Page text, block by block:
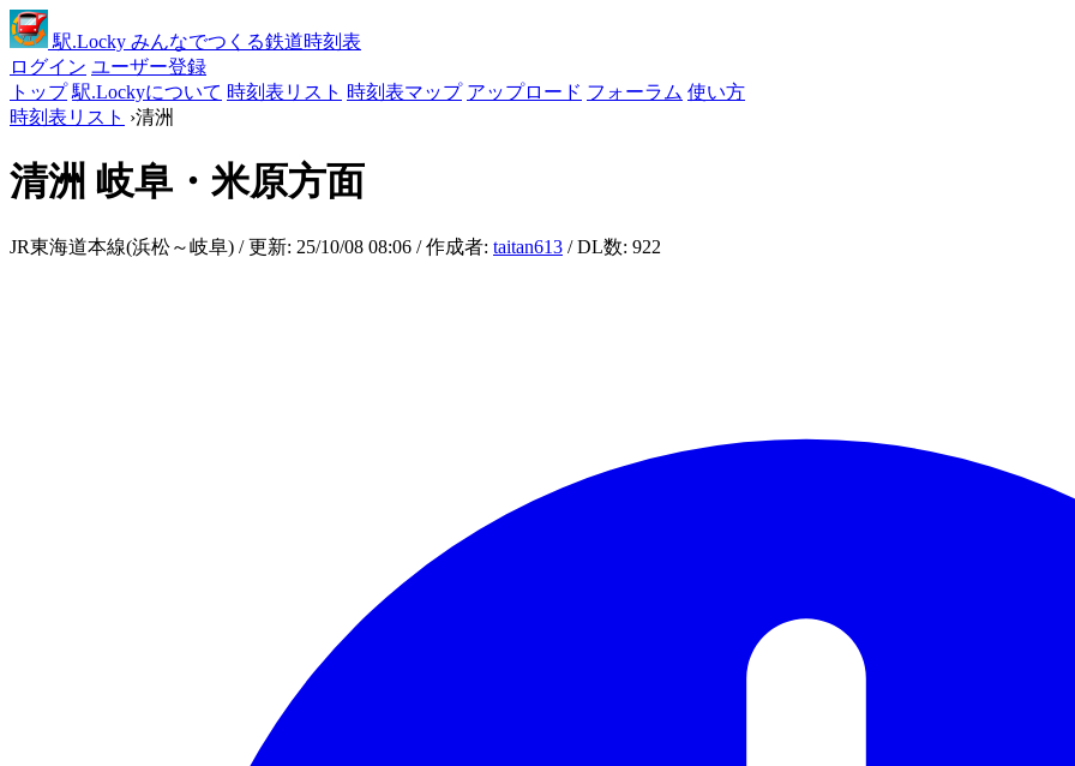
駅.Locky みんなでつくる鉄道時刻表
ログイン ユーザー登録
トップ 駅.Lockyについて 時刻表リスト 時刻表マップ アップロード フォーラム 使い方
時刻表リスト ›清洲
清洲 岐阜・米原方面
JR東海道本線(浜松～岐阜) / 更新: 25/10/08 08:06 / 作成者: taitan613 / DL数: 922